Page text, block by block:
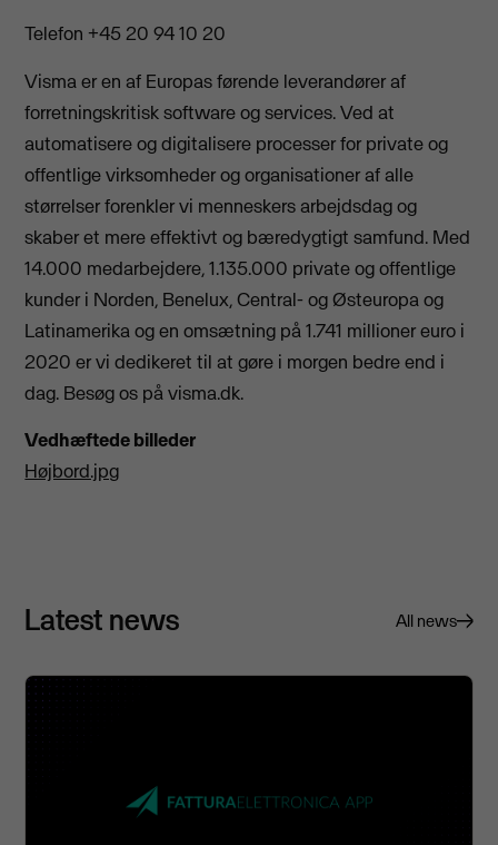
Telefon +45 20 94 10 20
Visma er en af Europas førende leverandører af
forretningskritisk software og services. Ved at
automatisere og digitalisere processer for private og
offentlige virksomheder og organisationer af alle
størrelser forenkler vi menneskers arbejdsdag og
skaber et mere effektivt og bæredygtigt samfund. Med
14.000 medarbejdere, 1.135.000 private og offentlige
kunder i Norden, Benelux, Central- og Østeuropa og
Latinamerika og en omsætning på 1.741 millioner euro i
2020 er vi dedikeret til at gøre i morgen bedre end i
dag. Besøg os på visma.dk.
Vedhæftede billeder
Højbord.jpg
Latest news All news